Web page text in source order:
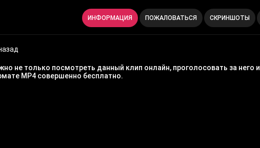
ИНФОРМАЦИЯ ПОЖАЛОВАТЬСЯ СКРИНШОТЫ
не только посмотреть данный клип онлайн, проголосовать за него и
MP4 совершенно бесплатно.